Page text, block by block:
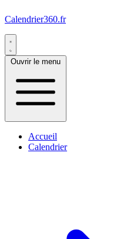
Calendrier360.fr
Ouvrir le menu
Accueil
Calendrier